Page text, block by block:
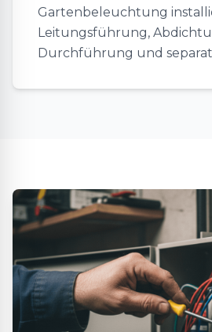
Gartenbeleuchtung
Leitungsführung,
Durchführung und